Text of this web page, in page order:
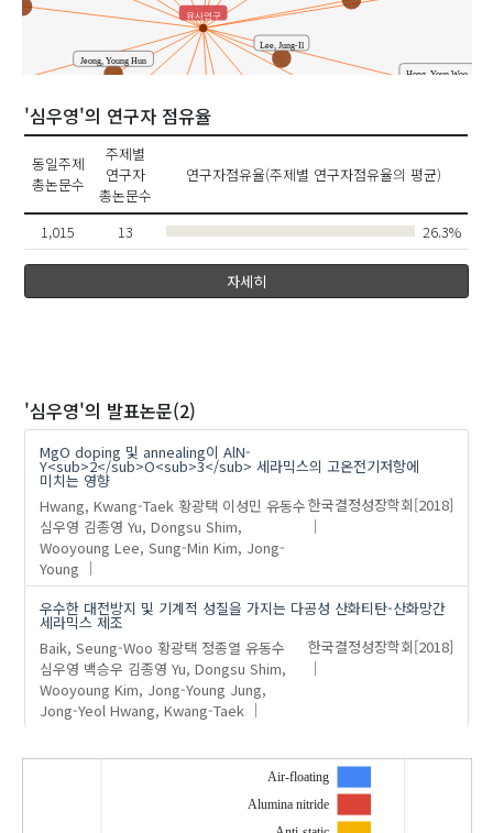
Hong, Youn Woo
Jeong, Young Hun
Lee, Jung-Il
박성희
윤지선
이정일
조남철
유사연구
'심우영'의 연구자 점유율
동일주제
총논문수
주제별
연구자
총논문수
연구자점유율(주제별 연구자점유율의 평균)
1,015 13 26.3%
자세히
'심우영'의 발표논문(2)
MgO doping 및 annealing이 AlN-
Y<sub>2</sub>O<sub>3</sub> 세라믹스의 고온전기저항에
미치는 영향
Hwang, Kwang-Taek 황광택 이성민 유동수
심우영 김종영 Yu, Dongsu Shim,
Wooyoung Lee, Sung-Min Kim, Jong-
Young
한국결정성장학회[2018]
우수한 대전방지 및 기계적 성질을 가지는 다공성 산화티탄-산화망간
세라믹스 제조
Baik, Seung-Woo 황광택 정종열 유동수
심우영 백승우 김종영 Yu, Dongsu Shim,
Wooyoung Kim, Jong-Young Jung,
Jong-Yeol Hwang, Kwang-Taek
한국결정성장학회[2018]
Air-floating
Alumina nitride